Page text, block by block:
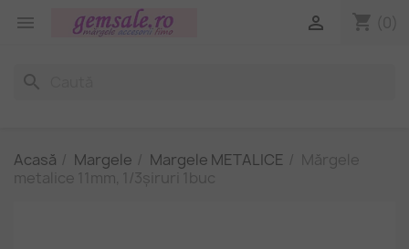
 shopping_cart (0)

search
Acasă Margele Margele METALICE
Mărgele
metalice 11mm, 1/3șiruri 1buc